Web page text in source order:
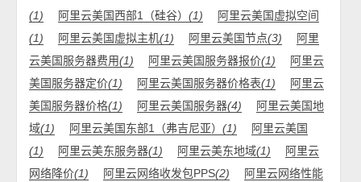
(1)
阿里云美国西部1（硅谷）(1)
阿里云美国虚拟空间
(1)
阿里云美国虚拟主机(1) 阿里云美国节点(3)
阿里
云美国服务器费用(1) 阿里云美国服务器报价(1)
阿里云
美国服务器定价(1) 阿里云美国服务器价格表(1)
阿里云
美国服务器价格(1) 阿里云美国服务器(4)
阿里云美国地
域(1) 阿里云美国东部1（弗吉尼亚）(1)
阿里云美国
(1)
阿里云美东服务器(1) 阿里云美东地域(1)
阿里云
网络降价(1) 阿里云网络收发包PPS(2)
阿里云网络性能